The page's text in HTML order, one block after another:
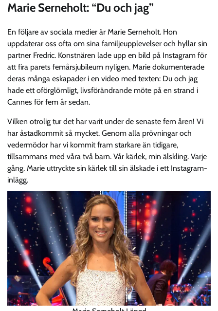
Marie Serneholt: “Du och jag”
En följare av sociala medier är Marie Serneholt. Hon
uppdaterar oss ofta om sina familjeupplevelser och hyllar sin
partner Fredric. Konstnären lade upp en bild på Instagram för
att fira parets femårsjubileum nyligen. Marie dokumenterade
deras många eskapader i en video med texten: Du och jag
hade ett oförglömligt, livsförändrande möte på en strand i
Cannes för fem år sedan.
Vilken otrolig tur det har varit under de senaste fem åren! Vi
har åstadkommit så mycket. Genom alla prövningar och
vedermödor har vi kommit fram starkare än tidigare,
tillsammans med våra två barn. Vår kärlek, min älskling. Varje
gång. Marie uttryckte sin kärlek till sin älskade i ett Instagram-
inlägg.